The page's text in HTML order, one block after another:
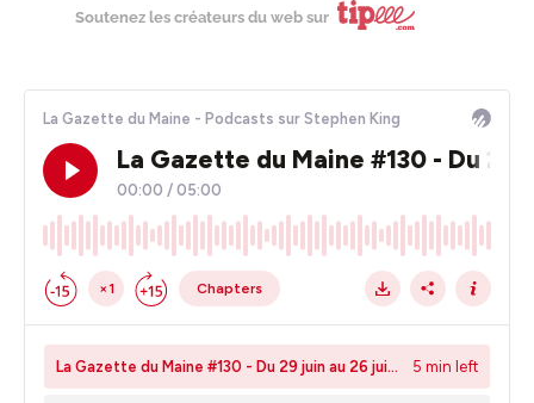
Soutenez les créateurs du web sur